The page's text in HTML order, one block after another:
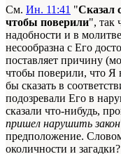
См. Ин. 11:41 "Сказал
чтобы поверили", так
надобности и в
несообразна с Его
поставляет причину
чтобы поверили, что Я
бы сказать в
подозревали Его в
сказали что-нибудь,
пришел нарушить закон
предположение.
околичности и